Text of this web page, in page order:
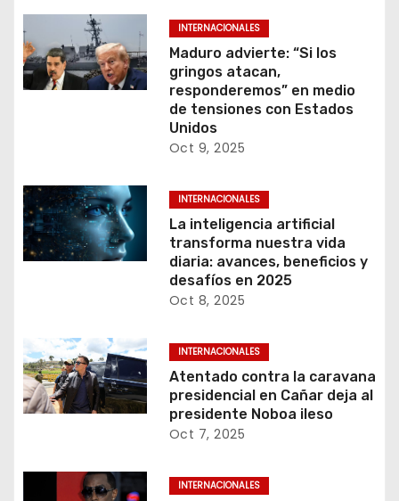
INTERNACIONALES
Maduro advierte: “Si los
gringos atacan,
responderemos” en medio
de tensiones con Estados
Unidos
Oct 9, 2025
INTERNACIONALES
La inteligencia artificial
transforma nuestra vida
diaria: avances, beneficios y
desafíos en 2025
Oct 8, 2025
INTERNACIONALES
Atentado contra la caravana
presidencial en Cañar deja al
presidente Noboa ileso
Oct 7, 2025
INTERNACIONALES